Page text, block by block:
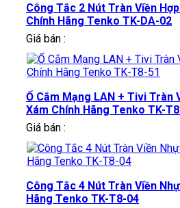
Công Tắc 2 Nút Tràn Viền
Chính Hãng Tenko TK-DA-02
Giá bán :
Ổ Cắm Mạng LAN + Tivi Tràn
Xám Chính Hãng Tenko TK-
Giá bán :
Công Tắc 4 Nút Tràn Viền
Hãng Tenko TK-T8-04